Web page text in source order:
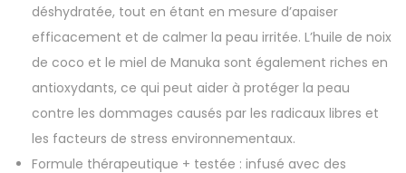
déshydratée, tout en étant en mesure d’apaiser
efficacement et de calmer la peau irritée. L’huile de noix
de coco et le miel de Manuka sont également riches en
antioxydants, ce qui peut aider à protéger la peau
contre les dommages causés par les radicaux libres et
les facteurs de stress environnementaux.
Formule thérapeutique + testée : infusé avec des